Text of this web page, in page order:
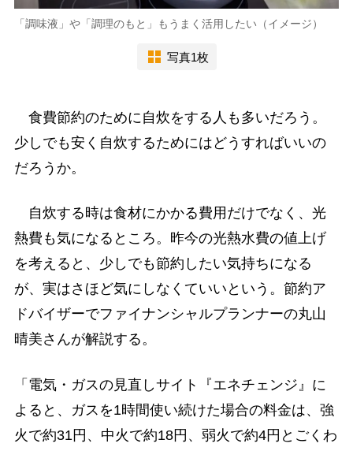
「調味液」や「調理のもと」もうまく活用したい（イメージ）
写真1枚
食費節約のために自炊をする人も多いだろう。
少しでも安く自炊するためにはどうすればいいの
だろうか。
自炊する時は食材にかかる費用だけでなく、光
熱費も気になるところ。昨今の光熱水費の値上げ
を考えると、少しでも節約したい気持ちになる
が、実はさほど気にしなくていいという。節約ア
ドバイザーでファイナンシャルプランナーの丸山
晴美さんが解説する。
「電気・ガスの見直しサイト『エネチェンジ』に
よると、ガスを1時間使い続けた場合の料金は、強
火で約31円、中火で約18円、弱火で約4円とごくわ